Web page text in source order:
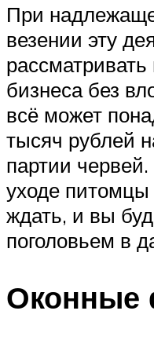
При
везении эту
рассматривать
бизнеса без
всё может
тысяч рублей
партии
уходе питомцы
ждать, и вы
поголовьем в
Оконные